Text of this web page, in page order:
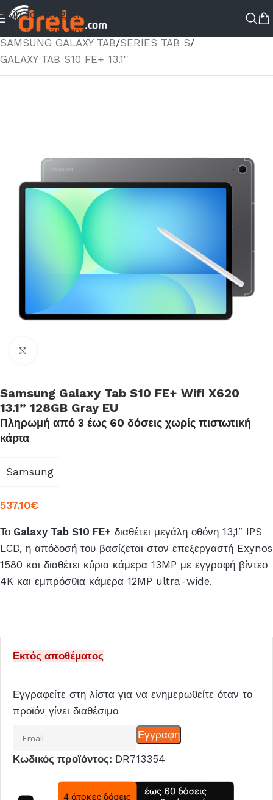
Skip to navigation
Skip to main content
ΑΡΧΙΚΉ ΣΕΛΊΔΑ/ΚΑΤΆΣΤΗΜΑ
SAMSUNG GALAXY TAB/SERIES TAB S/
GALAXY TAB S10 FE+ 13.1''
Samsung Galaxy Tab S10 FE+ Wifi X620
13.1” 128GB Gray EU
Πληρωμή από 3 έως 60 δόσεις χωρίς πιστωτική
κάρτα
Samsung
537.10€
Το Galaxy Tab S10 FE+ διαθέτει μεγάλη οθόνη 13,1″ IPS
LCD, η απόδοσή του βασίζεται στον επεξεργαστή Exynos
1580 και διαθέτει κύρια κάμερα 13MP με εγγραφή βίντεο
4K και εμπρόσθια κάμερα 12MP ultra-wide.
Εκτός αποθέματος
Εγγραφείτε στη λίστα για να ενημερωθείτε όταν το
προϊόν γίνει διαθέσιμο
email
για
Εγγραφη
Κωδικός προϊόντος: DR713354